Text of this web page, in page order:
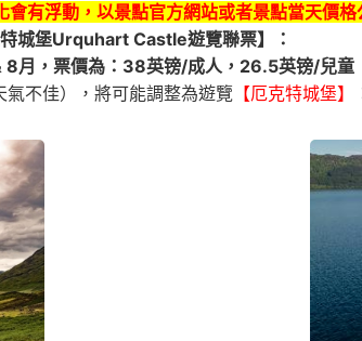
有浮動，以景點官方網站或者景點當天價格
堡Urquhart Castle遊覽聯票】：
，票價為：38英镑/成人，26.5英镑/兒童
不佳），將可能調整為遊覽 【厄克特城堡】